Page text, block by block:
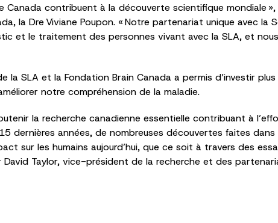
contribuent à la découverte scientifique mondiale »,
la Dre Viviane Poupon. « Notre partenariat unique avec la
et le traitement des personnes vivant avec la SLA, et
SLA et la Fondation Brain Canada a permis d’investir
notre compréhension de la maladie.
la recherche canadienne essentielle contribuant à
dernières années, de nombreuses découvertes faites
sur les humains aujourd’hui, que ce soit à travers des
David Taylor, vice-président de la recherche et des